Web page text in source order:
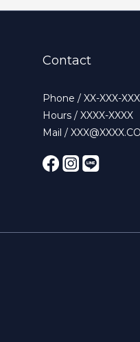
Contact
Phone / XX-XXX-
Hours / XXXX-XXXX
Mail /